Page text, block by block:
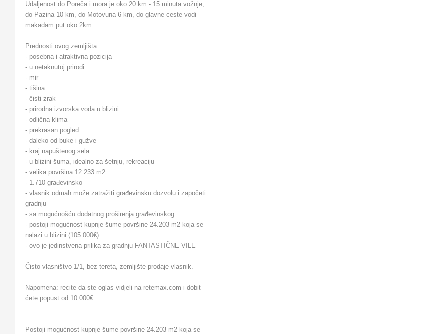
Udaljenost do Poreča i mora je oko 20 km - 15 minuta vožnje,
do Pazina 10 km, do Motovuna 6 km, do glavne ceste vodi
makadam put oko 2km.
Prednosti ovog zemljišta:
- posebna i atraktivna pozicija
- u netaknutoj prirodi
- mir
- tišina
- čisti zrak
- prirodna izvorska voda u blizini
- odlična klima
- prekrasan pogled
- daleko od buke i gužve
- kraj napuštenog sela
- u blizini šuma, idealno za šetnju, rekreaciju
- velika površina 12.233 m2
- 1.710 građevinsko
- vlasnik odmah može zatražiti građevinsku dozvolu i započeti
gradnju
- sa mogućnošću dodatnog proširenja građevinskog
- postoji mogućnost kupnje šume površine 24.203 m2 koja se
nalazi u blizini (105.000€)
- ovo je jedinstvena prilika za gradnju FANTASTIČNE VILE
Čisto vlasništvo 1/1, bez tereta, zemljište prodaje vlasnik.
Napomena: recite da ste oglas vidjeli na retemax.com i dobit
ćete popust od 10.000€
Postoji mogućnost kupnje šume površine 24.203 m2 koja se